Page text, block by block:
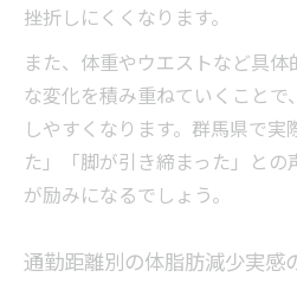
挫折しにくくなります。
また、体重やウエストなど具
な変化を積み重ねていくこと
しやすくなります。群馬県で
た」「脚が引き締まった」との
が励みになるでしょう。
通勤距離別の体脂肪減少実感